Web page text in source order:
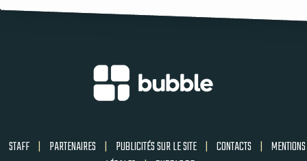
STAFF | PARTENAIRES | PUBLICITÉS SUR LE SITE | CONTACTS | MENTIONS